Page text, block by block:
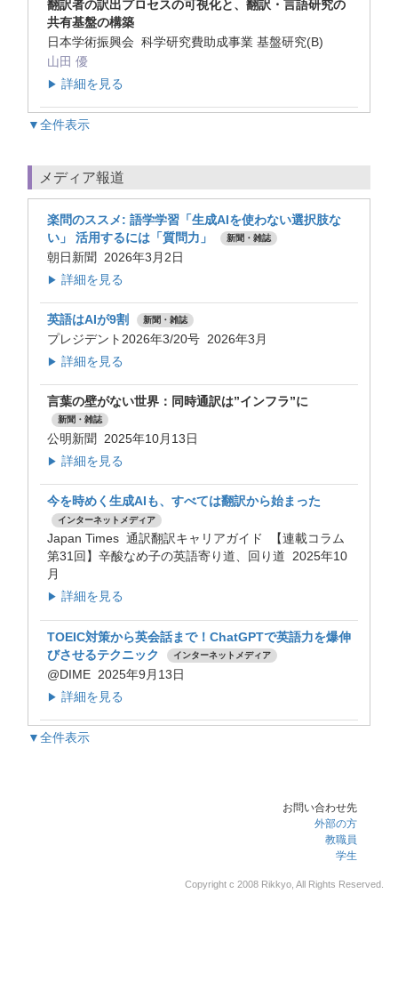
翻訳者の訳出プロセスの可視化と、翻訳・言語研究の
共有基盤の構築
日本学術振興会 科学研究費助成事業 基盤研究(B)
山田 優
▶ 詳細を見る
▼全件表示
メディア報道
楽問のススメ: 語学学習「生成AIを使わない選択肢な
い」 活用するには「質問力」
新聞・雑誌
朝日新聞 2026年3月2日
▶ 詳細を見る
英語はAIが9割 新聞・雑誌
プレジデント2026年3/20号 2026年3月
▶ 詳細を見る
言葉の壁がない世界：同時通訳は”インフラ”に
新聞・雑誌
公明新聞 2025年10月13日
▶ 詳細を見る
今を時めく生成AIも、すべては翻訳から始まった
インターネットメディア
Japan Times 通訳翻訳キャリアガイド 【連載コラム
第31回】辛酸なめ子の英語寄り道、回り道 2025年10
月
▶ 詳細を見る
TOEIC対策から英会話まで！ChatGPTで英語力を爆伸
びさせるテクニック
インターネットメディア
@DIME 2025年9月13日
▶ 詳細を見る
▼全件表示
お問い合わせ先
外部の方
教職員
学生
Copyright c 2008 Rikkyo, All Rights Reserved.